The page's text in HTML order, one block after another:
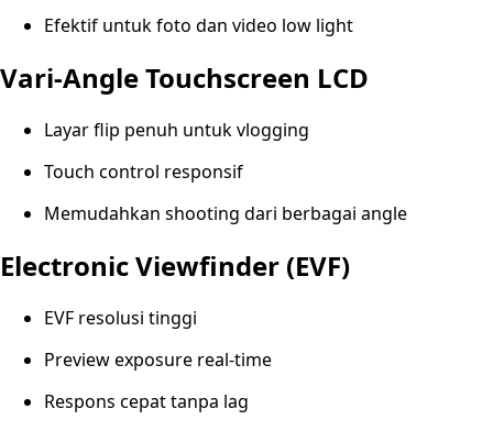
Efektif untuk foto dan video low light
Vari-Angle Touchscreen LCD
Layar flip penuh untuk vlogging
Touch control responsif
Memudahkan shooting dari berbagai angle
Electronic Viewfinder (EVF)
EVF resolusi tinggi
Preview exposure real-time
Respons cepat tanpa lag